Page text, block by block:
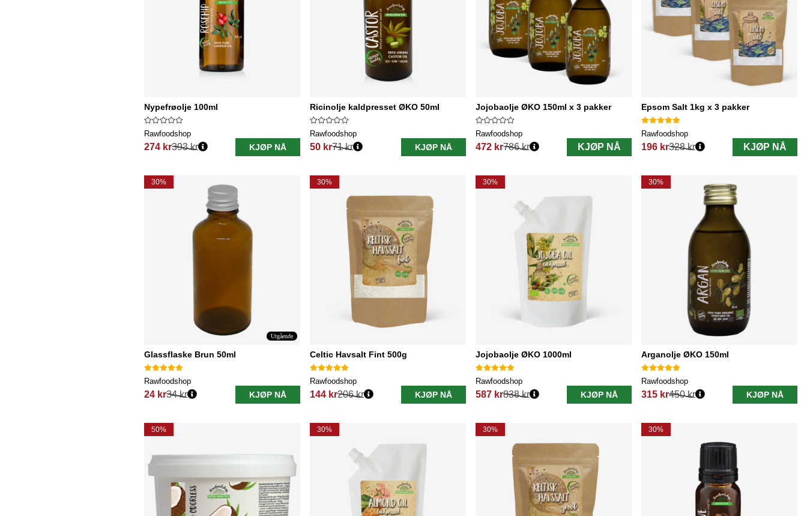
Nypefrøolje 100ml
Rawfoodshop
274 kr
Vanlig pris:
393 kr KJØP NÅ
Ricinolje kaldpresset ØKO 50ml
Rawfoodshop
50 kr
Vanlig pris:
71 kr KJØP NÅ
Jojobaolje ØKO 150ml x 3 pakker
Rawfoodshop
472 kr
Vanlig pris:
786 kr KJØP NÅ
Epsom Salt 1kg x 3 pakker
Rawfoodshop
196 kr
Vanlig pris:
328 kr KJØP NÅ
30%
Utgående
Glassflaske Brun 50ml
Rawfoodshop
24 kr
Vanlig pris:
34 kr KJØP NÅ
30%
Celtic Havsalt Fint 500g
Rawfoodshop
144 kr
Vanlig pris:
206 kr KJØP NÅ
30%
Jojobaolje ØKO 1000ml
Rawfoodshop
587 kr
Vanlig pris:
838 kr KJØP NÅ
30%
Arganolje ØKO 150ml
Rawfoodshop
315 kr
Vanlig pris:
450 kr KJØP NÅ
50% 30% 30% 30%